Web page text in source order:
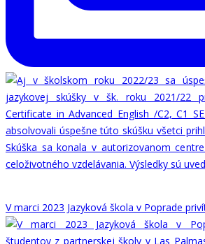
V marci 2023 Jazyková škola v Poprade